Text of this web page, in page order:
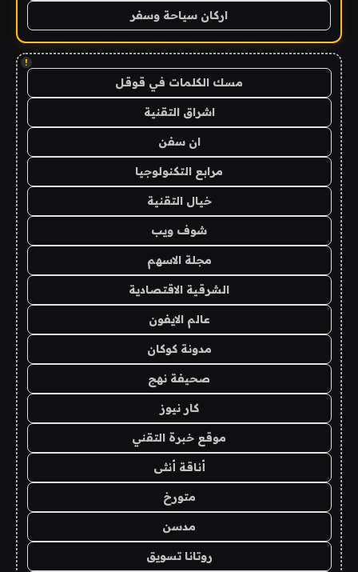
اركان سياحة وسفر
!
مسك الكلمات في قوقل
اشراق التقنية
ان سفن
مرابع التكنولوجيا
خيال التقنية
شوف ويب
مجلة الاسهم
الشرقية الاقتصادية
عالم الايفون
مدونة كوكان
صحيفة نهج
كار نيوز
موقع خبرة التقني
أناقة أنثى
متورخ
مدسن
روتانا تسويق